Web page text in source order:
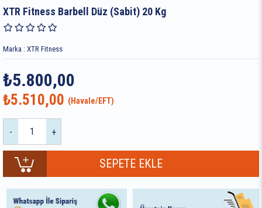
XTR Fitness Barbell Düz (Sabit) 20 Kg
Marka : XTR Fitness
₺5.800,00
₺5.510,00
+
-